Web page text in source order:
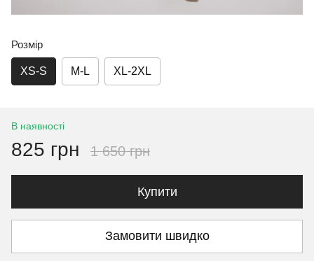
Розмір
XS-S M-L XL-2XL
В наявності
825 грн 1 650 грн
Купити
Замовити швидко